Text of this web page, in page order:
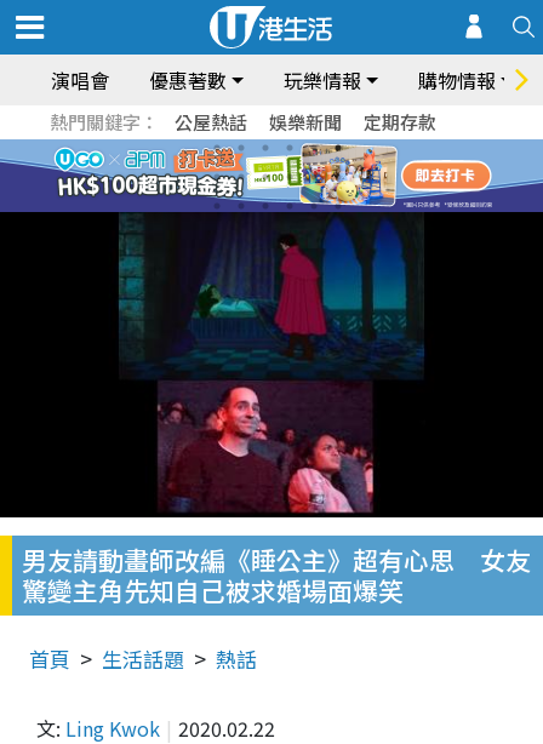
演唱會 優惠著數 玩樂情報 購物情報
熱門關鍵字： 公屋熱話 娛樂新聞 定期存款
男友請動畫師改編《睡公主》超有心思 女友
驚變主角先知自己被求婚場面爆笑
首頁 生活話題 熱話
文: Ling Kwok 2020.02.22